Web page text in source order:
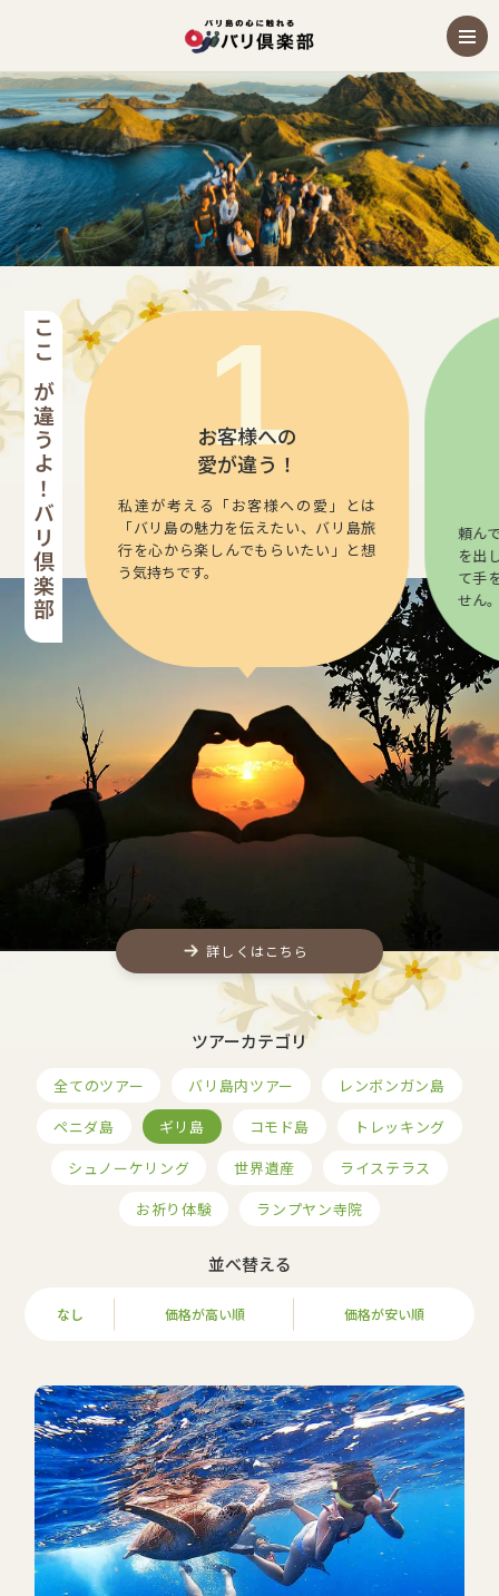
ギリ島の観光オプショナルツアー・現地ツアー
ここが違うよ！バリ倶楽部
お客様への
愛が違う！
私達が考える「お客様への愛」とは
「バリ島の魅力を伝えたい、バリ島旅
行を心から楽しんでもらいたい」と想
う気持ちです。
頼ん
を出
て手
せん
詳しくはこちら
ツアーカテゴリ
全てのツアー バリ島内ツアー
レンボンガン島
ペニダ島
ギリ島 コモド島
トレッキング
シュノーケリング
世界遺産
ライステラス
お祈り体験
ランプヤン寺院
並べ替える
なし 価格が高い順 価格が安い順